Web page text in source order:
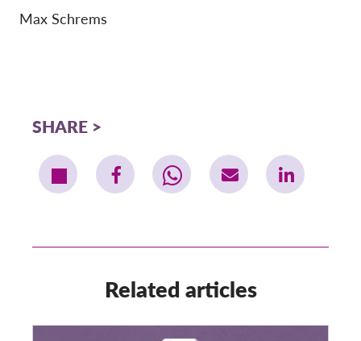
Max Schrems
SHARE
Related articles